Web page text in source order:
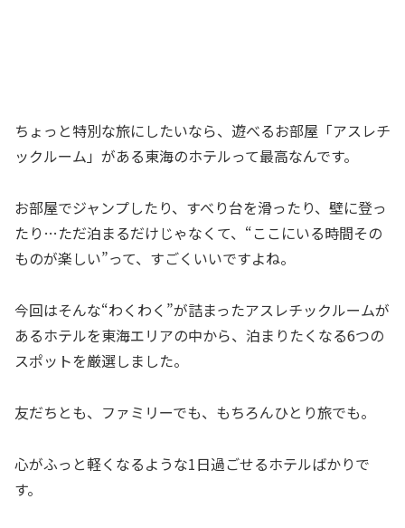
ちょっと特別な旅にしたいなら、遊べるお部屋「アスレチ
ックルーム」がある東海のホテルって最高なんです。
お部屋でジャンプしたり、すべり台を滑ったり、壁に登っ
たり…ただ泊まるだけじゃなくて、“ここにいる時間その
ものが楽しい”って、すごくいいですよね。
今回はそんな“わくわく”が詰まったアスレチックルームが
あるホテルを東海エリアの中から、泊まりたくなる6つの
スポットを厳選しました。
友だちとも、ファミリーでも、もちろんひとり旅でも。
心がふっと軽くなるような1日過ごせるホテルばかりで
す。